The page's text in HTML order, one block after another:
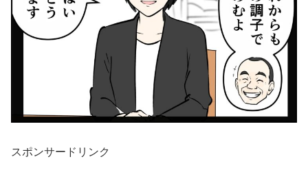
スポンサードリンク